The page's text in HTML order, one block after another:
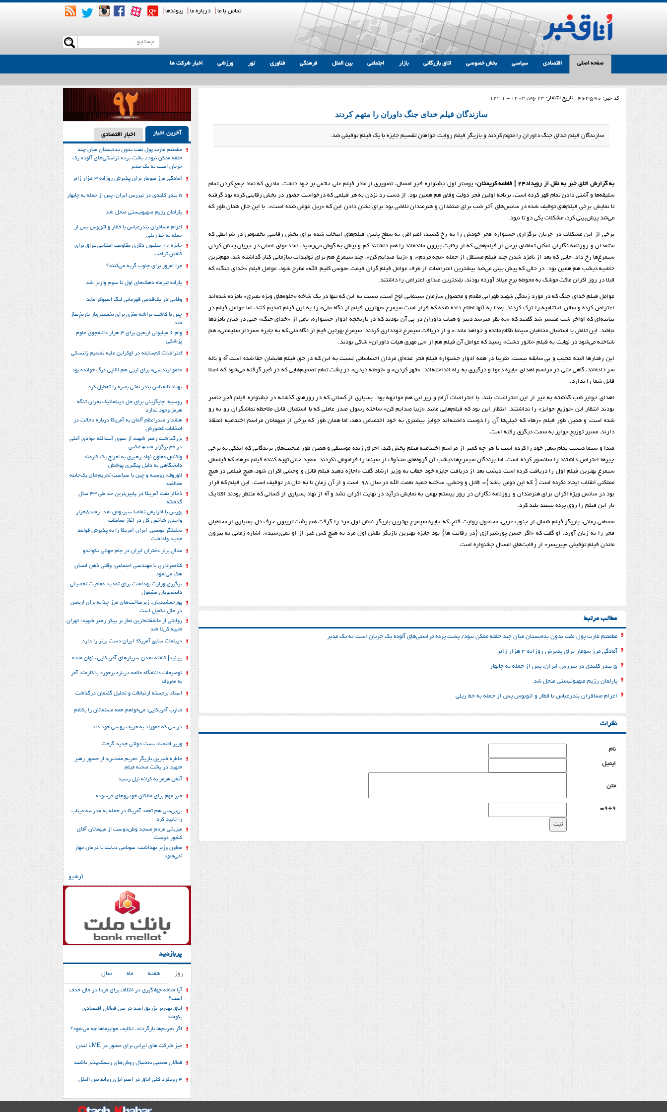
تماس با ما درباره ما پیوندها
صفحه اصلی اقتصادی سیاسی بخش خصوصی اتاق بازرگانی بازار اجتماعی بین الملل فرهنگی فناوری تور ورزشی اخبار شرکت ها
کد خبر: 463590 تاریخ انتشار: 23 بهمن 1403 - 12:11
سازندگان فیلم خدای جنگ داوران را متهم کردند
سازندگان فیلم خدای جنگ داوران را متهم کردند و بازیگر فیلم روایت خواهان تقسیم جایزه با یک فیلم توقیفی شد.
به گزارش اتاق خبر به نقل از رویداد۲۴ | فاطمه کریمخان: پوستر اول جشنواره فجر امسال، تصویری از مادر فیلم علی حاتمی بر خود داشت. مادری که نماد جمع کردن تمام
سلیقه‌ها و آشتی دادن تمام قهر کرده است. برنامه اولین فجر دولت وفاق هم همین بود. از دست رد نزدن به هر فیلمی که درخواست حضور در بخش رقابتی کرده بود گرفته
تا نمایش برخی فیلم‌های توقیف شده در سانس‌های آخر شب برای منتقدان و هنرمندان تلاشی بود برای نشان دادن این که «ریل عوض شده است». با این حال همان طور که
می‌شد پیش‌بینی کرد، مشکلات یکی دو تا نبود.
برخی از این مشکلات در جریان برگزاری جشنواره فجر خودش را به رخ کشید، اعتراض به سطح پایین فیلم‌های انتخاب شده برای بخش رقابتی بخصوص در شرایطی که
منتقدان و روزنامه نگاران امکان تماشای برخی از فیلم‌هایی که از رقابت بیرون مانده‌اند را هم داشتند کم و بیش به گوش می‌رسید، اما دعوای اصلی در جریان پخش کردن
سیمرغ‌ها رخ داد. جایی که بعد از نامزد شدن چند فیلم مستقل از جمله «بچه مردم»، و «زیبا صدایم کن»، چند سیمرغ هم برای تولیدات سازمانی کنار گذاشته شد. مهم‌ترین
حاشیه دیشب هم همین بود. در حالی که پیش بینی می‌شد بیشترین اعتراضات از طرف عوامل فیلم گران قیمت «موسی کلیم الله» مطرح شود، عوامل فیلم «خدای جنگ» که
قبلا در روز اکران ماکت موشک به محوطه برج میلاد آورده بودند، بلندترین صدای اعتراض را داشتند.
عوامل فیلم خدای جنگ که در مورد زندگی شهید طهرانی مقدم و محصول سازمان سینمایی اوج است، نسبت به این که تنها در یک شاخه «جلوه‌های ویژه بصری» نامزده شده‌اند
اعتراض کرده و سالن اختتامیه را ترک کردند. بعدا به آنها اطلاع داده شده که قرار است سیمرغ «بهترین فیلم از نگاه ملی» را به این فیلم تقدیم کنند، اما عوامل فیلم در
بیانیه‌ای که اواخر شب منتشر شد گفتند که «به نظر میرسد دبیر و هیات داوران در پی آن بودند که در تاریخچه ادوار جشنواره، نامی از «خدای جنگ» حتی در میان نامزد‌ها
نباشد. این تلاش با استقبال مخاطبان سینما ناکام مانده و خواهد ماند.» و از دریافت سیمرغ خودداری کردند. سیمرغ بهرتین فیم از نگاه ملی که به جایزه «سردار سلیمانی» هم
شناخته می‌شود در نهایت به فیلم «ناتور دشت» رسید که عوامل آن فیلم هم از «بی مهری هیات داوران» شاکی بودند.
این رفتار‌ها البته عجیب و بی سابقه نیست. تقریبا در همه ادوار جشنواره فیلم فجر عده‌ای مردان احساساتی نسبت به این که در حق فیلم هایشان جفا شده است آه و ناله
سر داده‌اند، گاهی حتی در مراسم اهدای جایزه دعوا و درگیری به راه انداخته‌اند. «قهر کردن» و «توطئه دیدن» در پشت تمام تصمیم‌هایی که در فجر گرفته می‌شود که اصلا
قابل شما را ندارد.
اهدای جوایز شب گذشته به غیر از این اعتراضات بلند، با اعتراضات آرام و زیر لبی هم مواجهه بود. بسیاری از کسانی که در روز‌های گذشته در جشنواره فیلم فجر حاضر
بودند انتظار این «توزیع جوایز» را نداشتند. انتظار این بود که فیلم‌هایی مانند «زیبا صدایم کن» ساخته رسول صدر عاملی که با استقبال قابل ملاحظه تماشگران رو به رو
شده است، و همین طور فیلم «رها» که خیلی‌ها آن را دوست داشته‌اند جوایز بیشتری به خود اختصاص دهد، اما همان طور که برخی از میهمانان مراسم اختتامیه اعتقاد
دارند، مسیر توزیع جوایز به سمت دیگری رفته است.
صدا و سیما دیشب تمام سعی خود را کرده است تا هر چه کمتر از مراسم اختتامیه فیلم پخش کند، اجرای زنده موسیقی و همین طور صحبت‌های برندگانی که اندکی به برخی
چیز‌ها اعتراض داشتند را سانسور کرده است، اما برندگان سیمرغ‌ها دیشب آن گروه‌های محذوف از سینما را فراموش نکردند. سعید خانی تهیه کننده فیلم «رها» که فیلمش
سیمرغ بهترین فیلم اول را دریافت کرده است دیشب بعد از دریافت جایزه خود خطاب به وزیر ارشاد گفت «اجازه دهید فیلم قاتل و وحشی اکران شود، هیچ فیلمی در هیچ
مملکتی انقلاب ایجاد نکرده است { که این دومی باشد}»، قاتل و وحشی، ساخته حمید نعمت الله در سال ۹۸ است و از آن زمان تا به حال در توقیف است. این فیلم که قرار
بود در سانس ویژه اکران برای هنرمندان و روزنامه نگاران در روز بیستم بهمن به نمایش درآید در نهایت اکران نشد و آه از نهاد بسیاری از کسانی که منتظر بودند اقلا یک
بار این فیلم را روی پرده ببینند بلند کرد.
مصطفی زمانی، بازیگر فیلم شمال از جنوب غربی، محصول روایت فتح، که جایزه سیمرغ بهترین بازیگر نقش اول مرد را گرفت هم پشت تریبون حرف دل بسیاری از مخاطبان
فجر را به زبان آورد. او گفت که «اگر حسن پورشیرازی {در رقابت ها} بود جایزه بهترین بازیگر نقش اول مرد به هیچ کس غیر از او نمی‌رسید». اشاره زمانی به بیرون
ماندن فیلم توقیفی «پیرپسر» از رقابت‌های امسال جشنواره است.
مطالب مرتبط
مطمئنم غارت پول نفت بدون بده‌بستان میان چند حلقه ممکن نبود/ پشت پرده تراستی‌‌های آلوده یک جریان است نه یک مدیر
آمادگی مرز سومار برای پذیرش روزانه ۳ هزار زائر
۵ بندر کلیدی در تیررس ایران، پس از حمله به چابهار
پارلمان رژیم صهیونیستی منحل شد
اعزام مسافران بندرعباس با قطار و اتوبوس پس از حمله به خط ریلی
نظرات
نام
ایمیل
متن
9+9=
آخرین اخبار اخبار اقتصادی
مطمئنم غارت پول نفت بدون بده‌بستان میان چند
حلقه ممکن نبود/ پشت پرده تراستی‌‌های آلوده یک
جریان است نه یک مدیر
آمادگی مرز سومار برای پذیرش روزانه ۳ هزار زائر
۵ بندر کلیدی در تیررس ایران، پس از حمله به چابهار
پارلمان رژیم صهیونیستی منحل شد
اعزام مسافران بندرعباس با قطار و اتوبوس پس از
حمله به خط ریلی
جایزه ۱۰ میلیون دلاری مقاومت اسلامی عراق برای
کُشتن ترامپ
چرا امروز برای جنوب گریه می‌کنند؟
یارانه تیرماه دهک‌های اول تا سوم واریز شد
وفایی در یک‎‌قدمی قهرمانی لیگ اسنوکر ماند
چین با کاشت تراشه مغزی برای نخستین‌بار تاریخ‌ساز
شد
وام ۶ میلیونی اربعین برای ۳ هزار دانشجوی علوم
پزشکی
اعتراضات کم‌سابقه در اوکراین علیه تصمیم زلنسکی
«عمو لیندسی» برای لیبی هم لالایی مرگ خوانده بود
پهپاد ناشناس بندر نفتی بصره را تعطیل کرد
روسیه: جایگزینی برای حل‌ دیپلماتیک بحران تنگه
هرمز وجود ندارد
هشدار صدراعظم آلمان به آمریکا درباره دخالت در
انتخابات کشورش
بزرگداشت رهبر شهید از سوی آیت‌الله جوادی آملی
در قم برگزار شد+ عکس
واکنش معاون نهاد رهبری به اخراج یک کارمند
دانشگاهی به دلیل پیگیری پوشش
لاوروف: روسیه و چین با سیاست تحریم‌های یک‌جانبه
مخالفند
ذخائر نفت آمریکا در پایین‌ترین حد طی 43 سال
گذشته
بورس با افزایش تقاضا سبزپوش شد؛ رشد8هزار
واحدی شاخص کل در آغاز معاملات
تحلیلگر تونسی: ایران آمریکا را به پذیرش قواعد
جدید واداشت
مدال برنز دختران ایران در جام جهانی تکواندو
کلاهبرداری با مهندسی اجتماعی؛ وقتی ذهن انسان
هک می‌شود
پیگیری وزارت بهداشت برای تمدید معافیت تحصیلی
دانشجویان مشمول
پورجمشیدیان: زیرساخت‌های مرز چذابه برای اربعین
در حال تکمیل است
روایتی از عاشقانه‌ترین نماز بر پیکر رهبر شهید؛‌ تهران‌
شبیه کربلا شد
دیپلمات سابق آمریکا: ایران دست برتر را دارد
ببینید| کشته شدن سربازهای آمریکایی پنهان شده
توضیحات دانشگاه علامه درباره برخورد با کارمند آمر
به معروف
استاد برجسته ارتباطات و تحلیل گفتمان درگذشت
ضارب آمریکایی: می‌خواهم همه مسلمانان را بکشم
درسی که عموزاد به حریف روسی خود داد
وزیر اقتصاد پست دولتی جدید گرفت
خاطره شیرین بازیگر «مریم مقدس» از حضور رهبر
شهید در پشت صحنه فیلم
آتش هرمز به کرانه نیل رسید
خبر مهم برای مالکان خودروهای فرسوده
بی‌بی‌سی هم تعمد آمریکا در حمله به مدرسه میناب
را تایید کرد
میزبانی مردم ِمسجد وطن‌دوست از میهمانان آقای
کشور دوست
معاون وزیر بهداشت: سونامی دیابت با درمان مهار
نمی‌شود
آرشیو
پربازدید
روز هفته ماه سال
آیا شاخه جهانگیری در ائتلاف برای فردا در حال حذف
است؟
اتاق نهم بر تزریق امید در بین فعالان اقتصادی
بکوشد
اگر تحریم‌ها بازگردند، تکلیف هواپیماها چه می‌شود؟
خیز شرکت های ایرانی برای حضور در LME لندن
فعالان معدنی به‌دنبال روش‌های ریسک‌پذیر باشند
3 رویکرد کلی اتاق در استراتژی روابط بین الملل